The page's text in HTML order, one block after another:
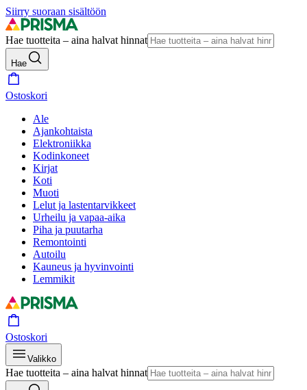
Siirry suoraan sisältöön
Hae tuotteita – aina halvat hinnat
Hae
Ostoskori
Ale
Ajankohtaista
Elektroniikka
Kodinkoneet
Kirjat
Koti
Muoti
Lelut ja lastentarvikkeet
Urheilu ja vapaa-aika
Piha ja puutarha
Remontointi
Autoilu
Kauneus ja hyvinvointi
Lemmikit
Ostoskori
Valikko
Hae tuotteita – aina halvat hinnat